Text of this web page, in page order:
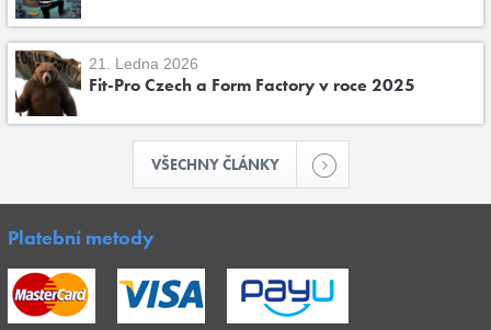
21. Ledna 2026
Fit-Pro Czech a Form Factory v roce 2025
VŠECHNY ČLÁNKY
Platební metody